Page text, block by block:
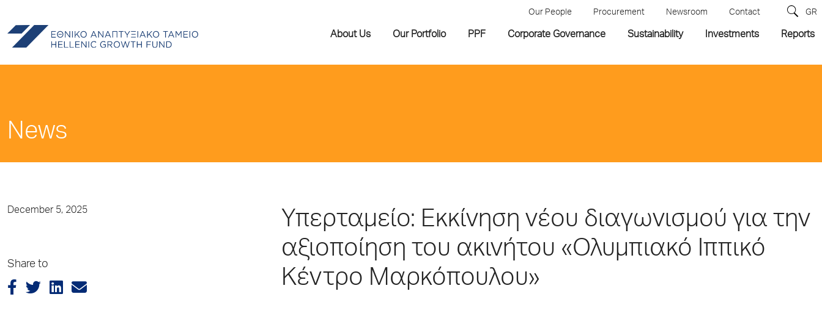
Our People Procurement Newsroom Contact GR
About Us Our Portfolio PPF Corporate Governance Sustainability Investments Reports
News
December 5, 2025
Share to
Υπερταμείο: Εκκίνηση νέου διαγωνισμού για την
αξιοποίηση του ακινήτου «Ολυμπιακό Ιππικό
Κέντρο Μαρκόπουλου»